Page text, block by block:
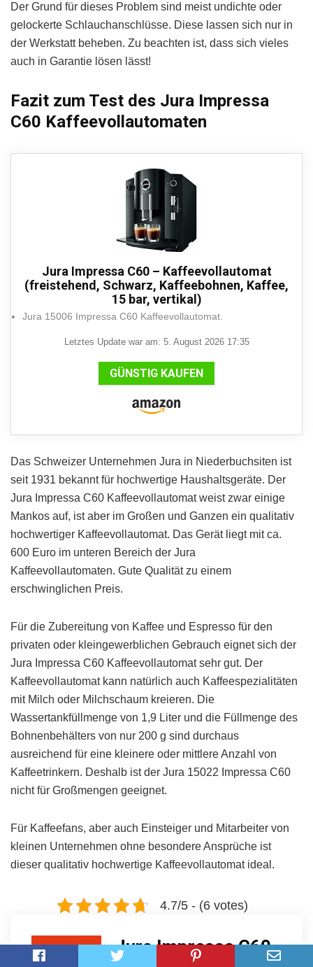
Der Grund für dieses Problem sind meist undichte oder
gelockerte Schlauchanschlüsse. Diese lassen sich nur in
der Werkstatt beheben. Zu beachten ist, dass sich vieles
auch in Garantie lösen lässt!
Fazit zum Test des Jura Impressa
C60 Kaffeevollautomaten
Jura Impressa C60 – Kaffeevollautomat
(freistehend, Schwarz, Kaffeebohnen, Kaffee,
15 bar, vertikal)
Jura 15006 Impressa C60 Kaffeevollautomat.
Letztes Update war am: 5. August 2026 17:35
GÜNSTIG KAUFEN
Das Schweizer Unternehmen Jura in Niederbuchsiten ist
seit 1931 bekannt für hochwertige Haushaltsgeräte. Der
Jura Impressa C60 Kaffeevollautomat weist zwar einige
Mankos auf, ist aber im Großen und Ganzen ein qualitativ
hochwertiger Kaffeevollautomat. Das Gerät liegt mit ca.
600 Euro im unteren Bereich der Jura
Kaffeevollautomaten. Gute Qualität zu einem
erschwinglichen Preis.
Für die Zubereitung von Kaffee und Espresso für den
privaten oder kleingewerblichen Gebrauch eignet sich der
Jura Impressa C60 Kaffeevollautomat sehr gut. Der
Kaffeevollautomat kann natürlich auch Kaffeespezialitäten
mit Milch oder Milchschaum kreieren. Die
Wassertankfüllmenge von 1,9 Liter und die Füllmenge des
Bohnenbehälters von nur 200 g sind durchaus
ausreichend für eine kleinere oder mittlere Anzahl von
Kaffeetrinkern. Deshalb ist der Jura 15022 Impressa C60
nicht für Großmengen geeignet.
Für Kaffeefans, aber auch Einsteiger und Mitarbeiter von
kleinen Unternehmen ohne besondere Ansprüche ist
dieser qualitativ hochwertige Kaffeevollautomat ideal.
4.7/5 - (6 votes)
Jura Impressa C60